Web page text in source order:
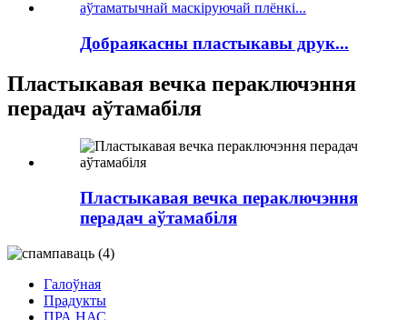
Добраякасны пластыкавы друк...
Пластыкавая вечка пераключэння
перадач аўтамабіля
Пластыкавая вечка пераключэння
перадач аўтамабіля
Галоўная
Прадукты
ПРА НАС